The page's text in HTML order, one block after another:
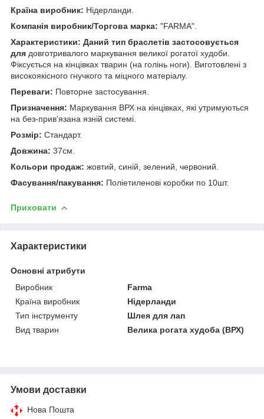
Країна виробник: Нідерланди.
Компанія виробник/Торгова марка: "FARMA".
Характеристики: Даний тип браслетів застосовується
для довготривалого маркування великої рогатої худоби.
Фіксується на кінцівках тварин (на голінь ноги). Виготовлені з
високоякісного гнучкого та міцного матеріалу.
Переваги: Повторне застосування.
Призначення: Маркування ВРХ на кінцівках, які утримуються
на без-прив'язана язній системі.
Розмір: Стандарт.
Довжина: 37см.
Кольори продаж: жовтий, синій, зелений, червоний.
Фасування/пакування: Поліетиленові коробки по 10шт.
Приховати
Характеристики
Основні атрибути
Виробник
Farma
Країна виробник
Нідерланди
Тип інструменту
Шлея для лап
Вид тварин
Велика рогата худоба (ВРХ)
Умови доставки
Нова Пошта